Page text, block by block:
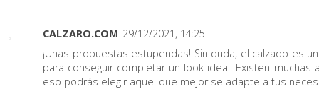
CALZARO.COM 29/12/2021, 14:25
¡Unas propuestas estupendas! Sin duda, el calzado es
para conseguir completar un look ideal. Existen
eso podrás elegir aquel que mejor se adapte a tus